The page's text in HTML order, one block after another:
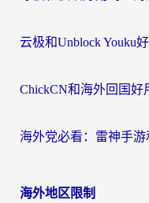
海外地区限制